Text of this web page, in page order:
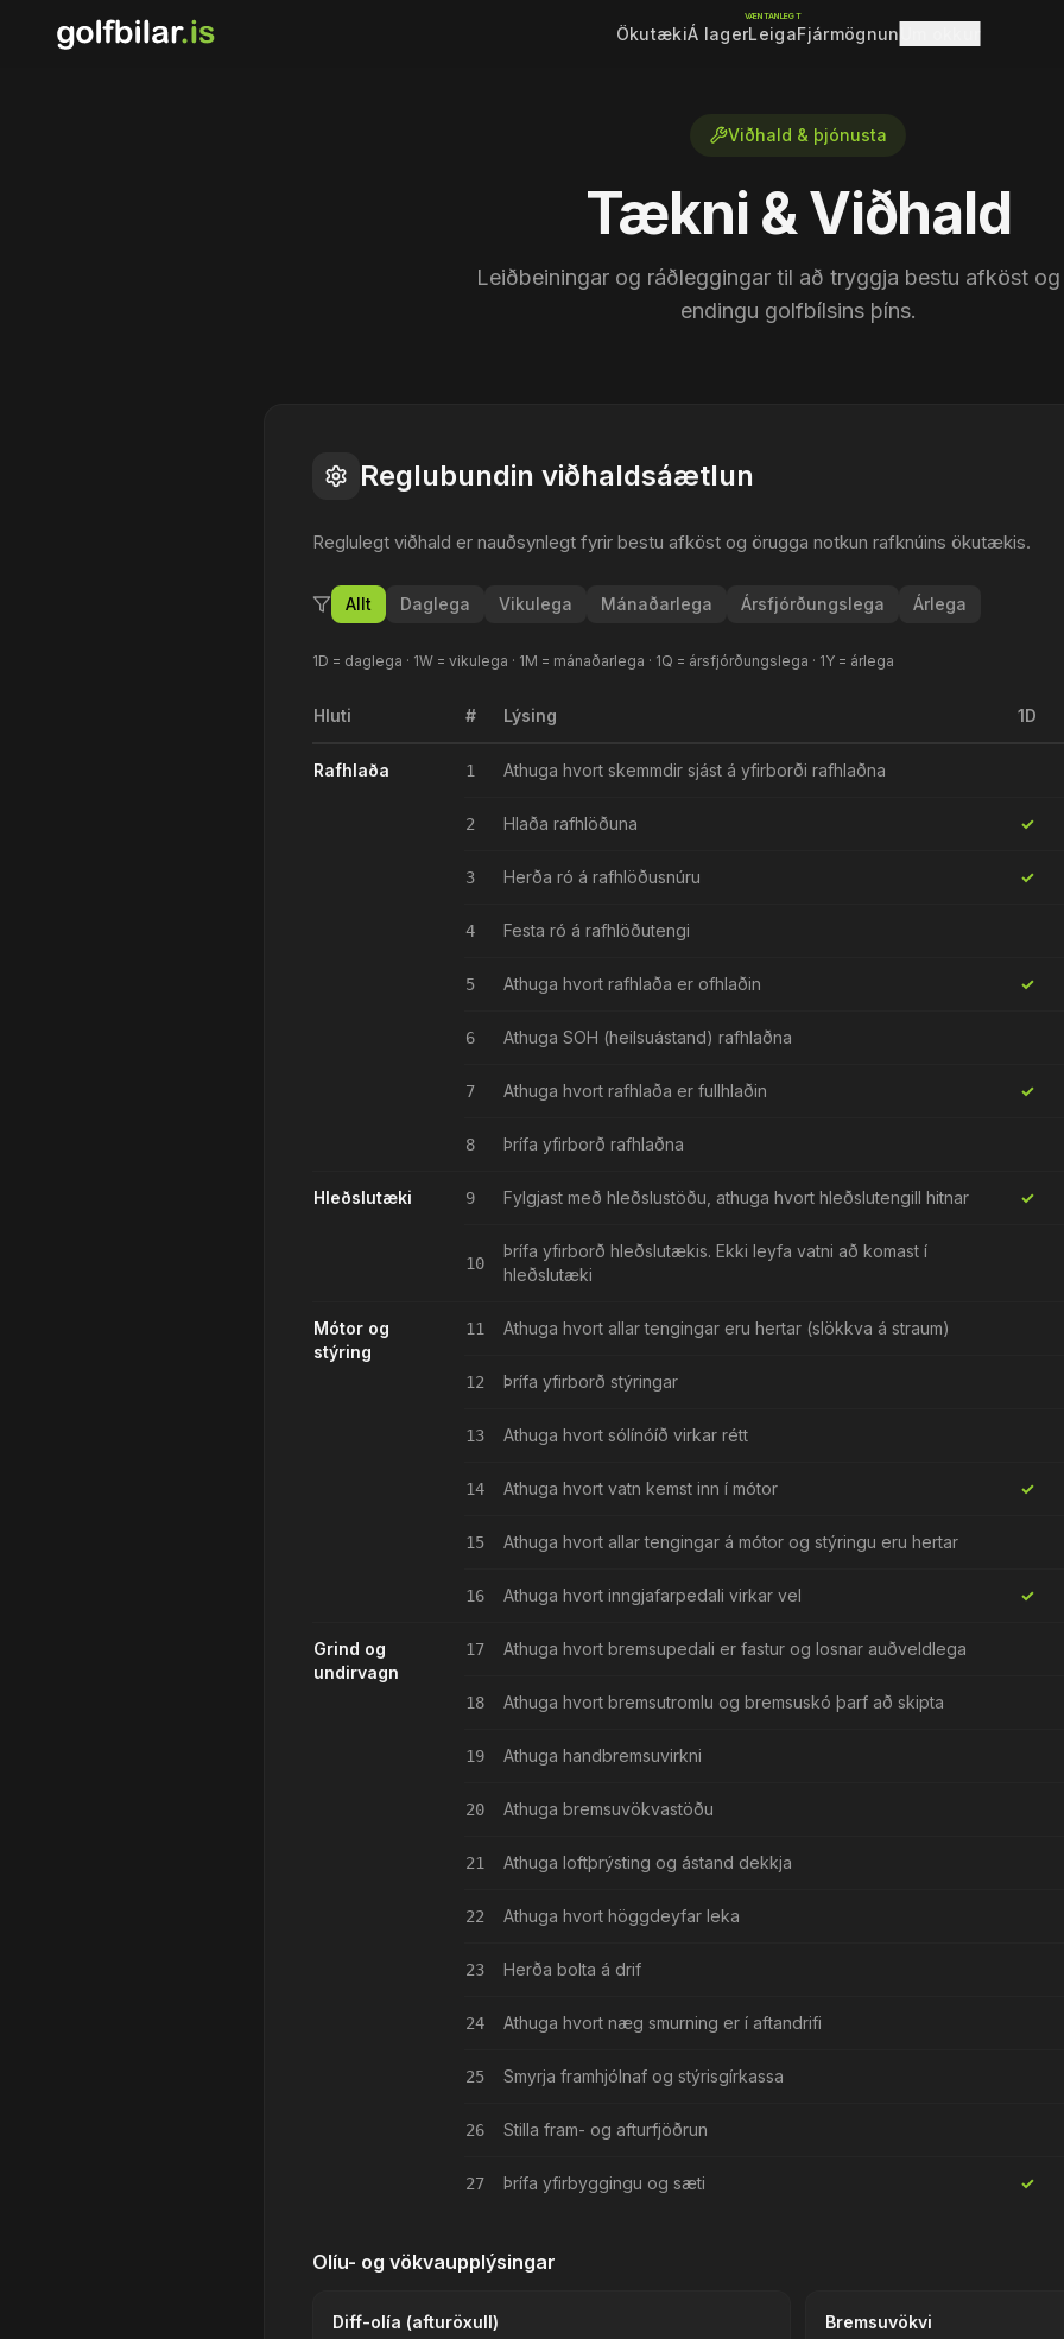
ÖkutækiÁ lager
VÆNTANLEGT
LeigaFjármögnun
Viðhald & þjónusta
Tækni & Viðhald
Leiðbeiningar og ráðleggingar til að tryggja bestu afköst og
endingu golfbílsins þíns.
Reglubundin viðhaldsáætlun
Reglulegt viðhald er nauðsynlegt fyrir bestu afköst og örugga notkun rafknúins ökutækis.
Allt Daglega Vikulega Mánaðarlega Ársfjórðungslega Árlega
1D = daglega · 1W = vikulega · 1M = mánaðarlega · 1Q = ársfjórðungslega · 1Y = árlega
Hluti # Lýsing 1D
Rafhlaða 1 Athuga hvort skemmdir sjást á yfirborði rafhlaðna
2 Hlaða rafhlöðuna ✓
3 Herða ró á rafhlöðusnúru ✓
4 Festa ró á rafhlöðutengi
5 Athuga hvort rafhlaða er ofhlaðin ✓
6 Athuga SOH (heilsuástand) rafhlaðna
7 Athuga hvort rafhlaða er fullhlaðin ✓
8 Þrífa yfirborð rafhlaðna
Hleðslutæki 9 Fylgjast með hleðslustöðu, athuga hvort hleðslutengill hitnar ✓
10
Þrífa yfirborð hleðslutækis. Ekki leyfa vatni að komast í
hleðslutæki
Mótor og
stýring
11 Athuga hvort allar tengingar eru hertar (slökkva á straum)
12 Þrífa yfirborð stýringar
13 Athuga hvort sólínóíð virkar rétt
14 Athuga hvort vatn kemst inn í mótor ✓
15 Athuga hvort allar tengingar á mótor og stýringu eru hertar
16 Athuga hvort inngjafarpedali virkar vel ✓
Grind og
undirvagn
17 Athuga hvort bremsupedali er fastur og losnar auðveldlega
18 Athuga hvort bremsutromlu og bremsuskó þarf að skipta
19 Athuga handbremsuvirkni
20 Athuga bremsuvökvastöðu
21 Athuga loftþrýsting og ástand dekkja
22 Athuga hvort höggdeyfar leka
23 Herða bolta á drif
24 Athuga hvort næg smurning er í aftandrifi
25 Smyrja framhjólnaf og stýrisgírkassa
26 Stilla fram- og afturfjöðrun
27 Þrífa yfirbyggingu og sæti ✓
Olíu- og vökvaupplýsingar
Diff-olía (afturöxull)
Bremsuvökvi